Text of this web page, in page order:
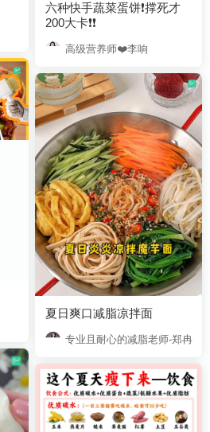
200大卡❗️❗️
高级营养师❤️李响
夏日爽口减脂凉拌面
专业且耐心的减脂老师-郑冉